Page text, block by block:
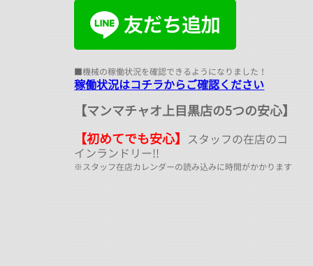
■機械の稼働状況を確認できるようになりました！
稼働状況はコチラからご確認ください
【マンマチャオ上目黒店の5つの安心】
【初めてでも安心】 スタッフの在店のコ
インランドリー!!
※スタッフ在店カレンダーの読み込みに時間がかかります